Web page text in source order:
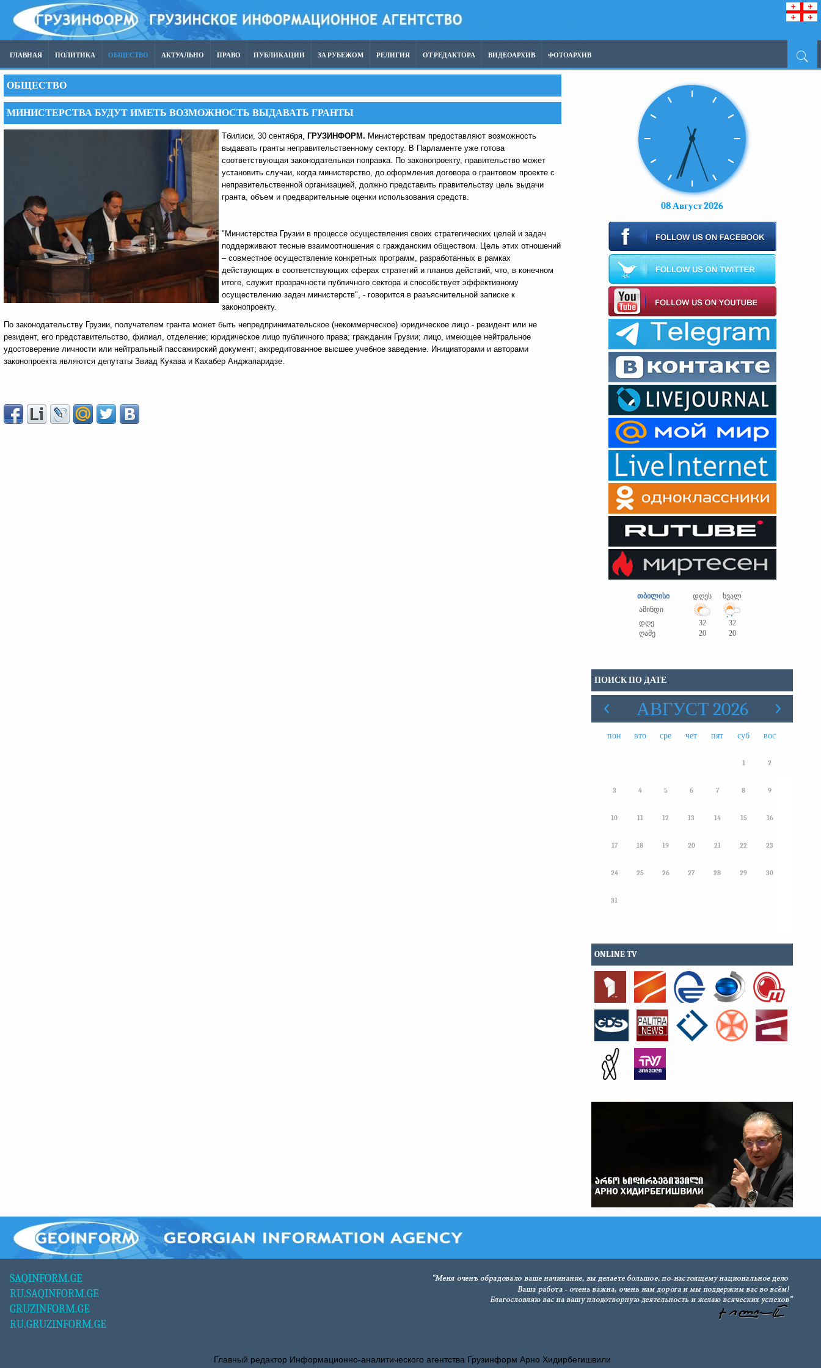
ГЛАВНАЯ ПОЛИТИКА ОБЩЕСТВО АКТУАЛЬНО ПРАВО ПУБЛИКАЦИИ ЗА РУБЕЖОМ РЕЛИГИЯ ОТ РЕДАКТОРА ВИДЕОАРХИВ ФОТОАРХИВ
ОБЩЕСТВО
МИНИСТЕРСТВА БУДУТ ИМЕТЬ ВОЗМОЖНОСТЬ ВЫДАВАТЬ ГРАНТЫ
Тбилиси, 30 сентября, ГРУЗИНФОРМ. Министерствам предоставляют возможность
выдавать гранты неправительственному сектору. В Парламенте уже готова
соответствующая законодательная поправка. По законопроекту, правительство может
установить случаи, когда министерство, до оформления договора о грантовом проекте с
неправительственной организацией, должно представить правительству цель выдачи
гранта, объем и предварительные оценки использования средств.
"Министерства Грузии в процессе осуществления своих стратегических целей и задач
поддерживают тесные взаимоотношения с гражданским обществом. Цель этих отношений
– совместное осуществление конкретных программ, разработанных в рамках
действующих в соответствующих сферах стратегий и планов действий, что, в конечном
итоге, служит прозрачности публичного сектора и способствует эффективному
осуществлению задач министерств", - говорится в разъяснительной записке к
законопроекту.
По законодательству Грузии, получателем гранта может быть непредпринимательское (некоммерческое) юридическое лицо - резидент или не
резидент, его представительство, филиал, отделение; юридическое лицо публичного права; гражданин Грузии; лицо, имеющее нейтральное
удостоверение личности или нейтральный пассажирский документ; аккредитованное высшее учебное заведение. Инициаторами и авторами
законопроекта являются депутаты Звиад Кукава и Кахабер Анджапаридзе.
08 Август 2026
თბილისი დღეს
ხვალ
ამინდი
დღე
32
32
ღამე
20 20
ПОИСК ПО ДАТЕ
АВГУСТ 2026
пон вто сре чет пят суб вос
1 2
3 4 5 6 7 8 9
10 11 12 13 14 15 16
17 18 19 20 21 22 23
24 25 26 27 28 29 30
31
ONLINE TV
SAQINFORM.GE
RU.SAQINFORM.GE
GRUZINFORM.GE
RU.GRUZINFORM.GE
Главный редактор Информационно-аналитического агентства Грузинформ Арно Хидирбегишвили